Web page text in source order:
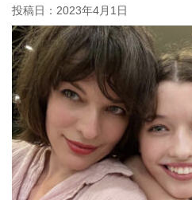
投稿日： 2023年4月1日